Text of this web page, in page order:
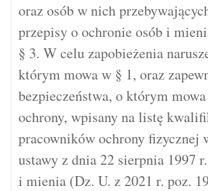
oraz osób w nich
przepisy o ochronie osób i
§ 3. W celu zapobieżenia
którym mowa w § 1, oraz
bezpieczeństwa, o którym
ochrony, wpisany na listę
pracowników ochrony fizycznej
ustawy z dnia 22 sierpnia 1997
i mienia (Dz. U. z 2021 r. poz.